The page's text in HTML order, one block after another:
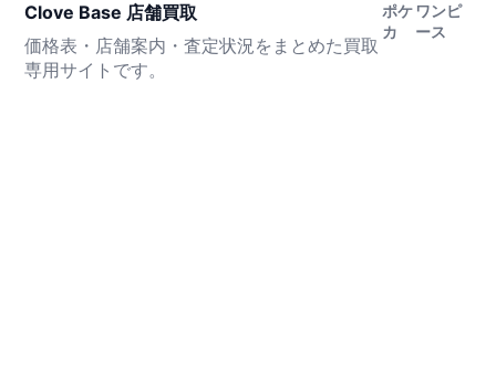
Clove Base 店舗買取
価格表・店舗案内・査定状況をまとめた買取
専用サイトです。
ポケ
カ
ワンピ
ース